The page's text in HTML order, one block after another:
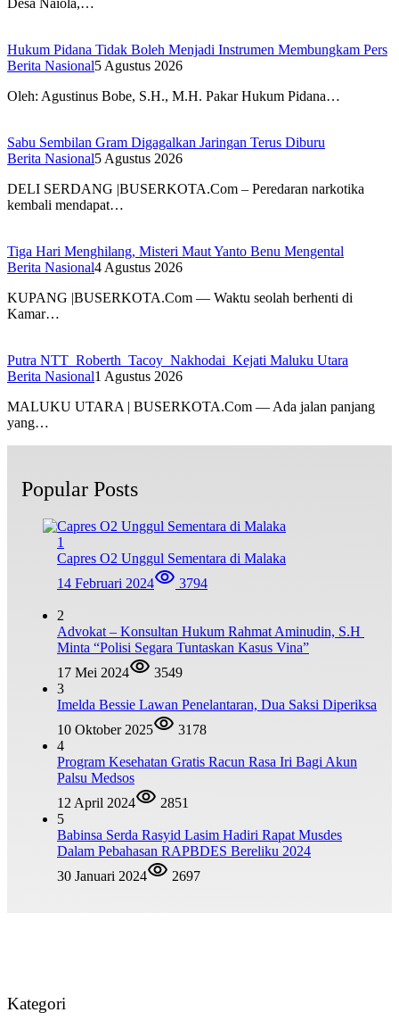
Hukum Pidana Tidak Boleh Menjadi Instrumen Membungkam Pers
Berita Nasional5 Agustus 2026
Oleh: Agustinus Bobe, S.H., M.H. Pakar Hukum Pidana…
Sabu Sembilan Gram Digagalkan Jaringan Terus Diburu
Berita Nasional5 Agustus 2026
DELI SERDANG |BUSERKOTA.Com – Peredaran narkotika
kembali mendapat…
Tiga Hari Menghilang, Misteri Maut Yanto Benu Mengental
Berita Nasional4 Agustus 2026
KUPANG |BUSERKOTA.Com — Waktu seolah berhenti di
Kamar…
Putra NTT Roberth Tacoy Nakhodai Kejati Maluku Utara
Berita Nasional1 Agustus 2026
MALUKU UTARA | BUSERKOTA.Com — Ada jalan panjang
yang…
Popular Posts
1
Capres O2 Unggul Sementara di Malaka
14 Februari 2024
3794
2
Advokat – Konsultan Hukum Rahmat Aminudin, S.H
Minta “Polisi Segara Tuntaskan Kasus Vina”
17 Mei 2024
3549
3
Imelda Bessie Lawan Penelantaran, Dua Saksi Diperiksa
10 Oktober 2025
3178
4
Program Kesehatan Gratis Racun Rasa Iri Bagi Akun
Palsu Medsos
12 April 2024
2851
5
Babinsa Serda Rasyid Lasim Hadiri Rapat Musdes
Dalam Pebahasan RAPBDES Bereliku 2024
30 Januari 2024
2697
Kategori